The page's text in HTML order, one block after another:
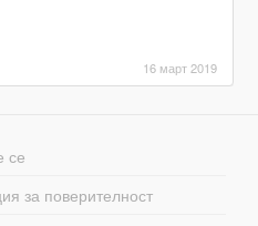
16 март 2019
се
за поверителност